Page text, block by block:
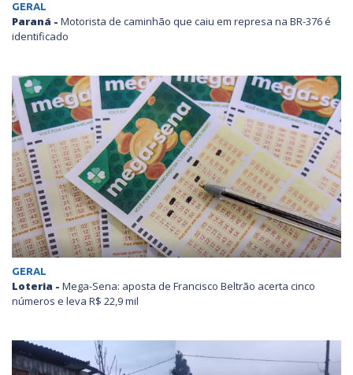
GERAL
Paraná - Motorista de caminhão que caiu em represa na BR-376 é
identificado
GERAL
Loteria - Mega-Sena: aposta de Francisco Beltrão acerta cinco
números e leva R$ 22,9 mil